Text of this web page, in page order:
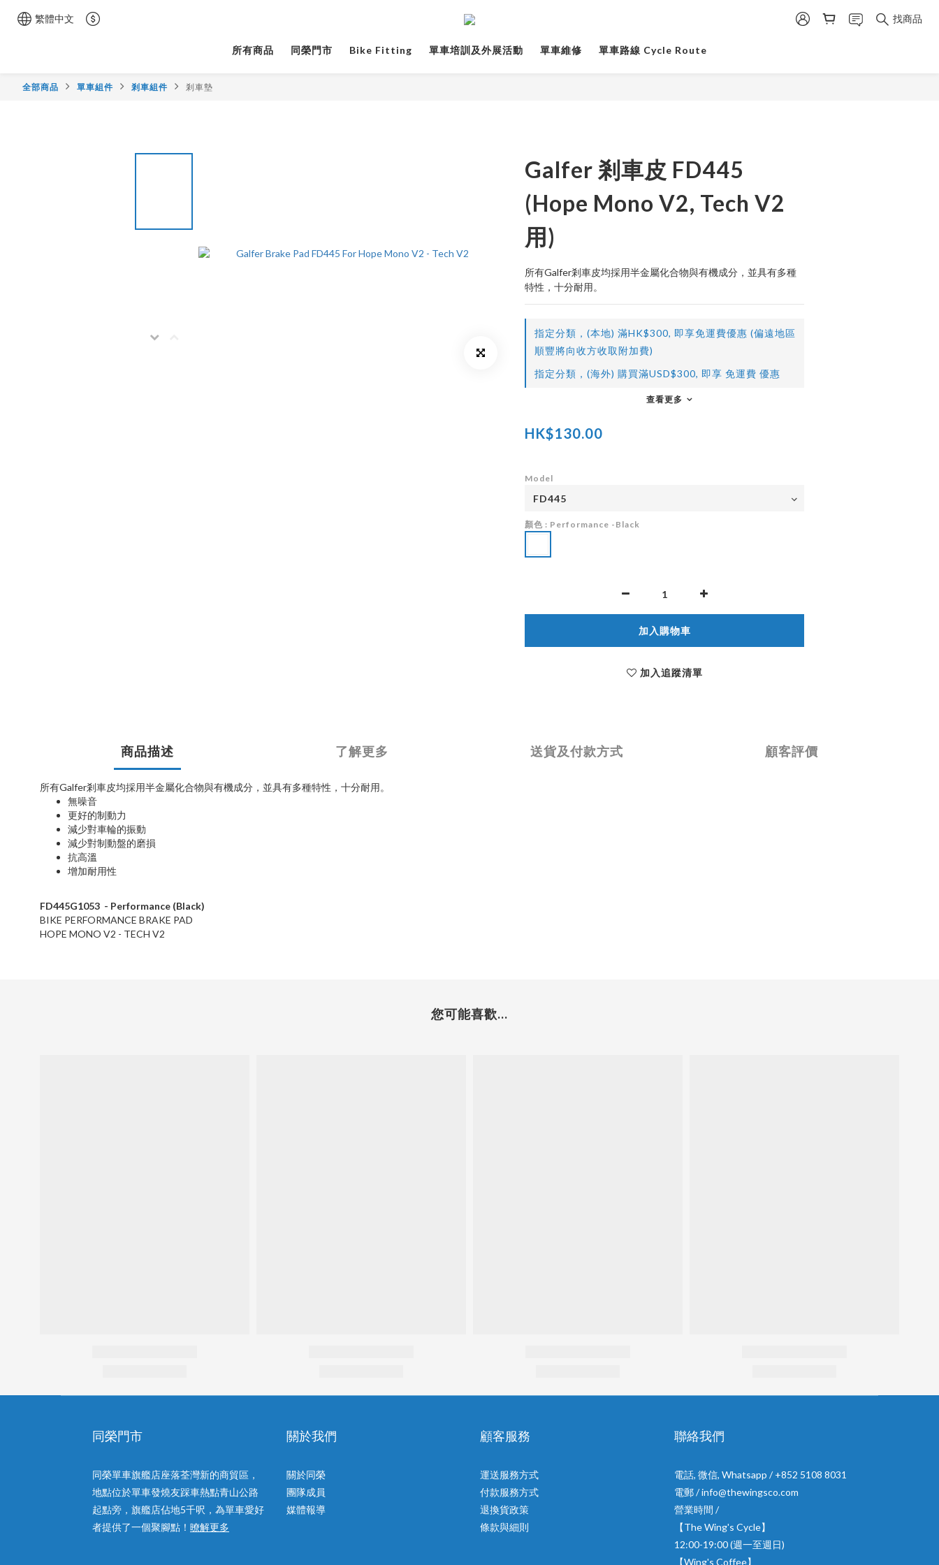
繁體中文 找商品
所有商品 同榮門市 Bike Fitting 單車培訓及外展活動 單車維修 單車路線 Cycle Route
全部商品 單車組件 剎車組件 剎車墊
Galfer 剎車皮 FD445
(Hope Mono V2, Tech V2
用)
所有Galfer剎車皮均採用半金屬化合物與有機成分，並具有多種
特性，十分耐用。
指定分類，(本地) 滿HK$300, 即享免運費優惠 (偏遠地區
順豐將向收方收取附加費)
指定分類，(海外) 購買滿USD$300, 即享 免運費 優惠
查看更多
HK$130.00
Model
顏色 : Performance -Black
加入購物車
加入追蹤清單
商品描述 了解更多 送貨及付款方式 顧客評價
所有Galfer剎車皮均採用半金屬化合物與有機成分，並具有多種特性，十分耐用。
無噪音
更好的制動力
減少對車輪的振動
減少對制動盤的磨損
抗高溫
增加耐用性
FD445G1053 - Performance (Black)
BIKE PERFORMANCE BRAKE PAD
HOPE MONO V2 - TECH V2
您可能喜歡...
同榮門市
同榮單車旗艦店座落荃灣新的商貿區，
地點位於單車發燒友踩車熱點青山公路
起點旁，旗艦店佔地5千呎，為單車愛好
者提供了一個聚腳點！ 暸解更多
關於我們
關於同榮
團隊成員
媒體報導
顧客服務
運送服務方式
付款服務方式
退換貨政策
條款與細則
聯絡我們
電話, 微信, Whatsapp / +852 5108 8031
電郵 / info@thewingsco.com
營業時間 /
【The Wing's Cycle】
12:00-19:00 (週一至週日)
【Wing's Coffee】